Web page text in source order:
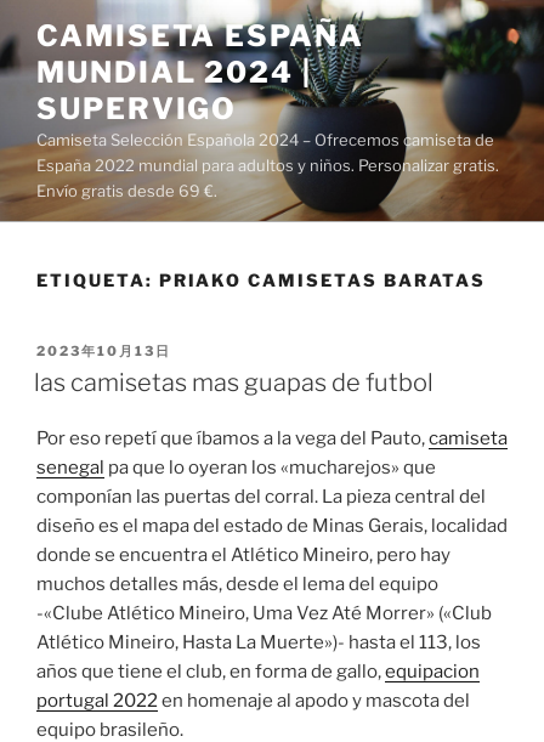
al
contenido
CAMISETA ESPAÑA
MUNDIAL 2024 |
SUPERVIGO
Camiseta Selección Española 2024 – Ofrecemos camiseta de
España 2022 mundial para adultos y niños. Personalizar gratis.
Envío gratis desde 69 €.
ETIQUETA: PRIAKO CAMISETAS BARATAS
PUBLICADO
EL
2023年10月13日
las camisetas mas guapas de futbol
Por eso repetí que íbamos a la vega del Pauto,camiseta
senegal pa que lo oyeran los «mucharejos» que
componían las puertas del corral. La pieza central del
diseño es el mapa del estado de Minas Gerais, localidad
donde se encuentra el Atlético Mineiro, pero hay
muchos detalles más, desde el lema del equipo
-«Clube Atlético Mineiro, Uma Vez Até Morrer» («Club
Atlético Mineiro, Hasta La Muerte»)- hasta el 113, los
años que tiene el club, en forma de gallo,equipacion
portugal 2022en homenaje al apodo y mascota del
equipo brasileño.